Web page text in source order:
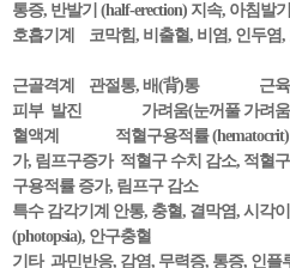
통증, 반발기 (half-erection) 지속, 아침발
호흡기계 코막힘, 비출혈, 비염, 인두염,
근골격계 관절통, 배(背)통 근육
피부 발진 가려움(눈꺼풀 가려움
혈액계 적혈구용적률 (hematocrit)
가, 림프구증가 적혈구 수치 감소, 적혈
구용적률 증가, 림프구 감소
특수 감각기계 안통, 충혈, 결막염,
(photopsia), 안구충혈
기타 과민반응, 감염, 무력증, 통증, 인